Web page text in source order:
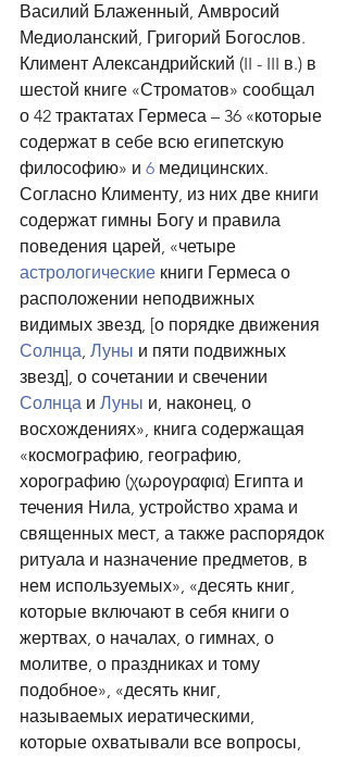
Василий Блаженный, Амвросий
Медиоланский, Григорий Богослов.
Климент Александрийский (II - III в.) в
шестой книге «Строматов» сообщал
о 42 трактатах Гермеса – 36 «которые
содержат в себе всю египетскую
философию» и 6 медицинских.
Согласно Клименту, из них две книги
содержат гимны Богу и правила
поведения царей, «четыре
астрологические книги Гермеса о
расположении неподвижных
видимых звезд, [о порядке движения
Солнца, Луны и пяти подвижных
звезд], о сочетании и свечении
Солнца и Луны и, наконец, о
восхождениях», книга содержащая
«космографию, географию,
хорографию (χωρογραφια) Египта и
течения Нила, устройство храма и
священных мест, а также распорядок
ритуала и назначение предметов, в
нем используемых», «десять книг,
которые включают в себя книги о
жертвах, о началах, о гимнах, о
молитве, о праздниках и тому
подобное», «десять книг,
называемых иератическими,
которые охватывали все вопросы,